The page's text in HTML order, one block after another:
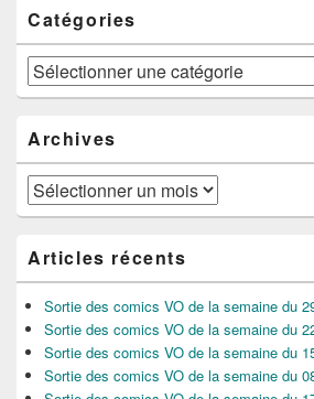
Catégories
Catégories
Archives
Archives
Articles récents
Sortie des comics VO de la semaine du
Sortie des comics VO de la semaine du
Sortie des comics VO de la semaine du
Sortie des comics VO de la semaine du